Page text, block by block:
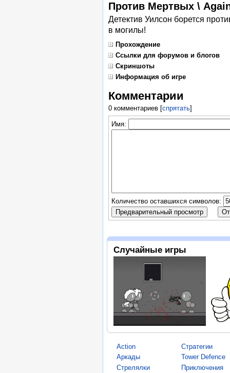
Против Мертвых \
Детектив Уилсон борется
в могилы!
Прохождение
Ссылки для форумов и блогов
Скриншоты
Информация об игре
Комментарии
0 комментариев[спрятать]
Имя:
Количество оставшихся символов:
Случайные игры
Action
Аркады
Стрелялки
Стратегии
Tower Defence
Приключения